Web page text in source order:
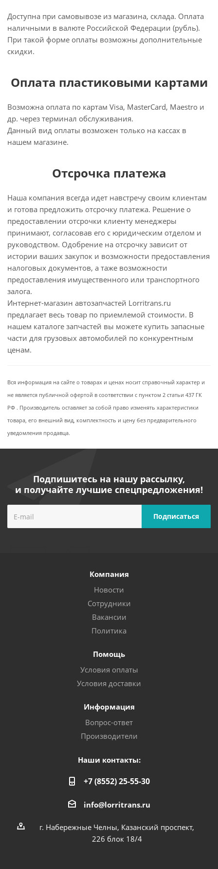
Доступна при самовывозе из магазина, склада. Оплата
наличными в валюте Российской Федерации (рубль).
При такой форме оплаты возможны дополнительные
скидки.
Оплата пластиковыми картами
Возможна оплата по картам Visa, MasterCard, Maestro и
др. через терминал обслуживания.
Данный вид оплаты возможен только на кассах в
нашем магазине.
Отсрочка платежа
Наша компания всегда идет навстречу своим клиентам
и готова предложить отсрочку платежа. Решение о
предоставлении отсрочки клиенту менеджеры
принимают, согласовав его с юридическим отделом и
руководством. Одобрение на отсрочку зависит от
истории ваших закупок и возможности предоставления
налоговых документов, а таже возможности
предоставления имущественного или транспортного
залога.
Интернет-магазин автозапчастей Lorritrans.ru
предлагает весь товар по приемлемой стоимости. В
нашем каталоге запчастей вы можете купить запасные
части для грузовых автомобилей по конкурентным
ценам.
Вся информация на сайте о товарах и ценах носит справочный характер и
не является публичной офертой в соответствии с пунктом 2 статьи 437 ГК
РФ . Производитель оставляет за собой право изменять характеристики
товара, его внешний вид, комплектность и цену без предварительного
уведомления продавца.
Подпишитесь на нашу рассылку,
и получайте лучшие спецпредложения!
Компания
Новости
Сотрудники
Вакансии
Политика
Помощь
Условия оплаты
Условия доставки
Информация
Вопрос-ответ
Производители
Наши контакты:
+7 (8552) 25-55-30
info@lorritrans.ru
г. Набережные Челны, Казанский проспект,
226 блок 18/4